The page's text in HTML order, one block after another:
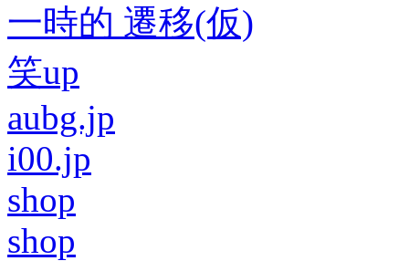
一時的 遷移(仮)
笑up
aubg.jp
i00.jp
shop
shop